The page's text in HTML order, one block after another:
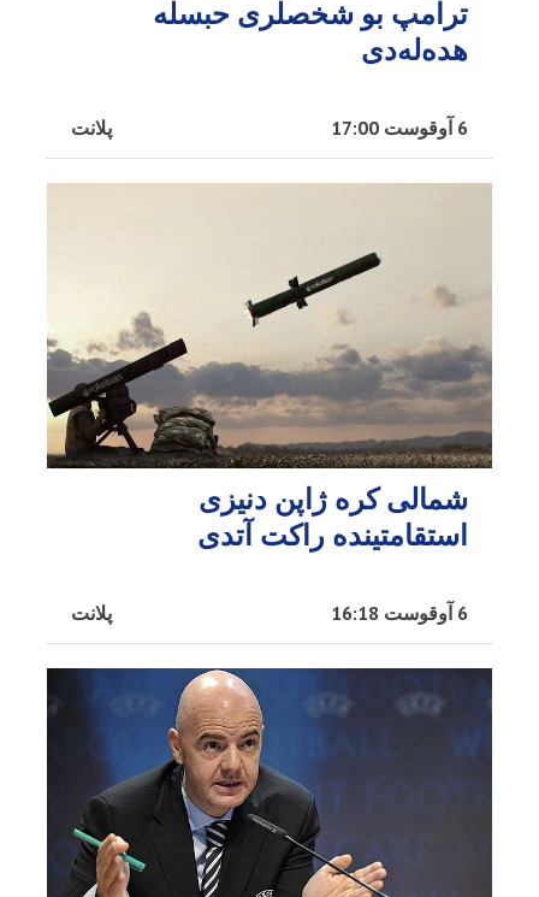
ترامپ بو شخصلری حبسله
هده‌له‌دی
پلانت 6 آوقوست 17:00
شمالی کره ژاپن دنیزی
استقامتینده راکت آتدی
پلانت 6 آوقوست 16:18